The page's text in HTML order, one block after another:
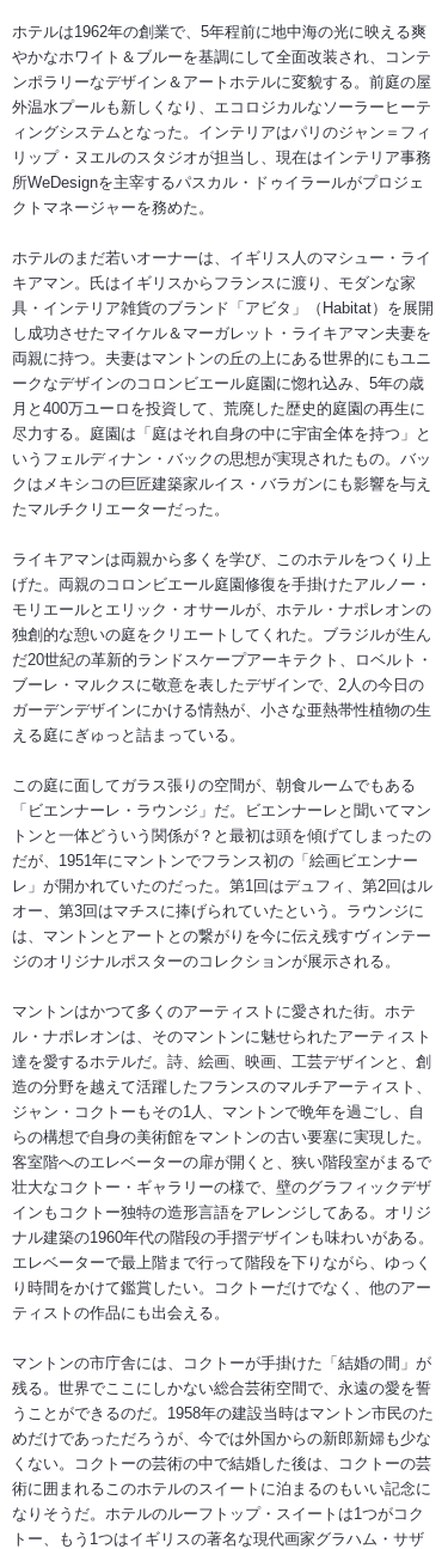
ホテルは1962年の創業で、5年程前に地中海の光に映える爽
やかなホワイト＆ブルーを基調にして全面改装され、コンテ
ンポラリーなデザイン＆アートホテルに変貌する。前庭の屋
外温水プールも新しくなり、エコロジカルなソーラーヒーテ
ィングシステムとなった。インテリアはパリのジャン＝フィ
リップ・ヌエルのスタジオが担当し、現在はインテリア事務
所WeDesignを主宰するパスカル・ドゥイラールがプロジェ
クトマネージャーを務めた。
ホテルのまだ若いオーナーは、イギリス人のマシュー・ライ
キアマン。氏はイギリスからフランスに渡り、モダンな家
具・インテリア雑貨のブランド「アビタ」（Habitat）を展開
し成功させたマイケル＆マーガレット・ライキアマン夫妻を
両親に持つ。夫妻はマントンの丘の上にある世界的にもユニ
ークなデザインのコロンビエール庭園に惚れ込み、5年の歳
月と400万ユーロを投資して、荒廃した歴史的庭園の再生に
尽力する。庭園は「庭はそれ自身の中に宇宙全体を持つ」と
いうフェルディナン・バックの思想が実現されたもの。バッ
クはメキシコの巨匠建築家ルイス・バラガンにも影響を与え
たマルチクリエーターだった。
ライキアマンは両親から多くを学び、このホテルをつくり上
げた。両親のコロンビエール庭園修復を手掛けたアルノー・
モリエールとエリック・オサールが、ホテル・ナポレオンの
独創的な憩いの庭をクリエートしてくれた。ブラジルが生ん
だ20世紀の革新的ランドスケープアーキテクト、ロベルト・
ブーレ・マルクスに敬意を表したデザインで、2人の今日の
ガーデンデザインにかける情熱が、小さな亜熱帯性植物の生
える庭にぎゅっと詰まっている。
この庭に面してガラス張りの空間が、朝食ルームでもある
「ビエンナーレ・ラウンジ」だ。ビエンナーレと聞いてマン
トンと一体どういう関係が？と最初は頭を傾げてしまったの
だが、1951年にマントンでフランス初の「絵画ビエンナー
レ」が開かれていたのだった。第1回はデュフィ、第2回はル
オー、第3回はマチスに捧げられていたという。ラウンジに
は、マントンとアートとの繋がりを今に伝え残すヴィンテー
ジのオリジナルポスターのコレクションが展示される。
マントンはかつて多くのアーティストに愛された街。ホテ
ル・ナポレオンは、そのマントンに魅せられたアーティスト
達を愛するホテルだ。詩、絵画、映画、工芸デザインと、創
造の分野を越えて活躍したフランスのマルチアーティスト、
ジャン・コクトーもその1人、マントンで晩年を過ごし、自
らの構想で自身の美術館をマントンの古い要塞に実現した。
客室階へのエレベーターの扉が開くと、狭い階段室がまるで
壮大なコクトー・ギャラリーの様で、壁のグラフィックデザ
インもコクトー独特の造形言語をアレンジしてある。オリジ
ナル建築の1960年代の階段の手摺デザインも味わいがある。
エレベーターで最上階まで行って階段を下りながら、ゆっく
り時間をかけて鑑賞したい。コクトーだけでなく、他のアー
ティストの作品にも出会える。
マントンの市庁舎には、コクトーが手掛けた「結婚の間」が
残る。世界でここにしかない総合芸術空間で、永遠の愛を誓
うことができるのだ。1958年の建設当時はマントン市民のた
めだけであっただろうが、今では外国からの新郎新婦も少な
くない。コクトーの芸術の中で結婚した後は、コクトーの芸
術に囲まれるこのホテルのスイートに泊まるのもいい記念に
なりそうだ。ホテルのルーフトップ・スイートは1つがコク
トー、もう1つはイギリスの著名な現代画家グラハム・サザ